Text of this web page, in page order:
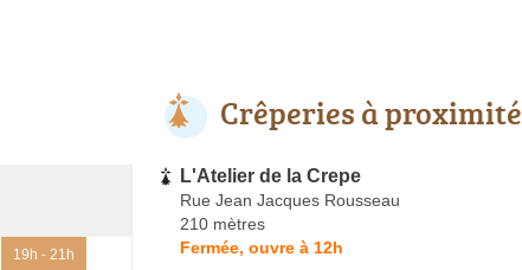
19h - 21h
Crêperies à proximité
L'Atelier de la Crepe
Rue Jean Jacques Rousseau
210 mètres
Fermée, ouvre à 12h